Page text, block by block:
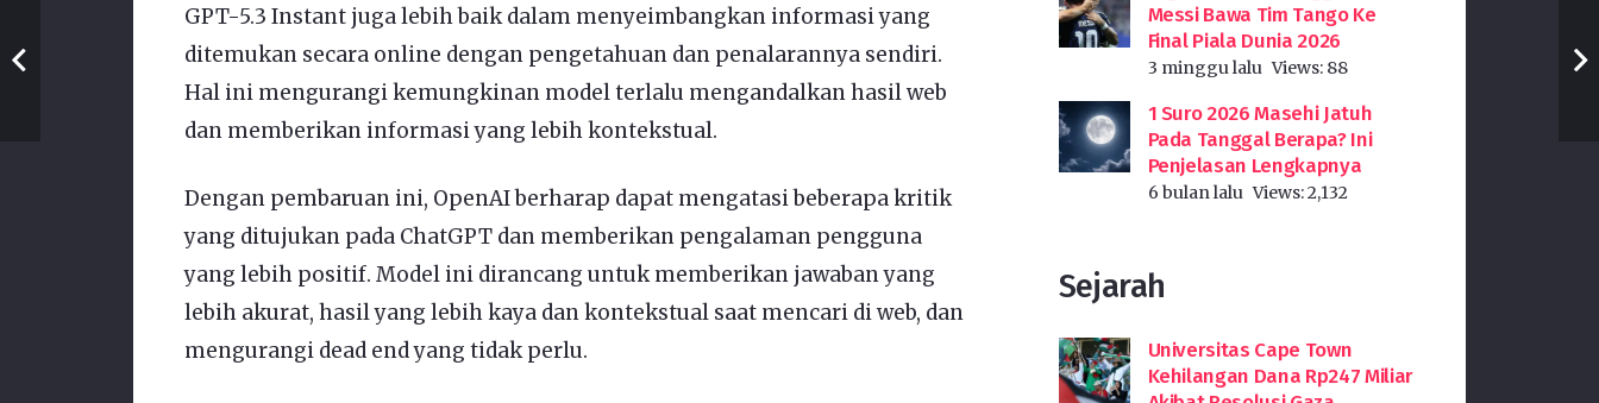
GPT-5.3 Instant juga lebih baik dalam menyeimbangkan informasi yang
ditemukan secara online dengan pengetahuan dan penalarannya sendiri.
Hal ini mengurangi kemungkinan model terlalu mengandalkan hasil web
dan memberikan informasi yang lebih kontekstual.
Dengan pembaruan ini, OpenAI berharap dapat mengatasi beberapa kritik
yang ditujukan pada ChatGPT dan memberikan pengalaman pengguna
yang lebih positif. Model ini dirancang untuk memberikan jawaban yang
lebih akurat, hasil yang lebih kaya dan kontekstual saat mencari di web, dan
mengurangi dead end yang tidak perlu.
Messi Bawa Tim Tango Ke
Final Piala Dunia 2026
3 minggu lalu Views: 88
1 Suro 2026 Masehi Jatuh
Pada Tanggal Berapa? Ini
Penjelasan Lengkapnya
6 bulan lalu Views:2,132
Sejarah
Universitas Cape Town
Kehilangan Dana Rp247 Miliar